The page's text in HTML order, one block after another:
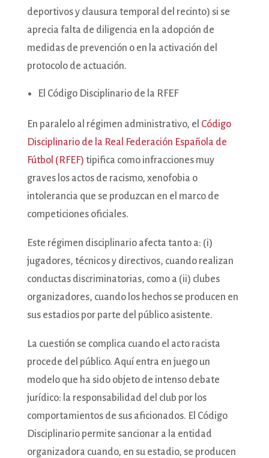
deportivos y clausura temporal del recinto) si se
aprecia falta de diligencia en la adopción de
medidas de prevención o en la activación del
protocolo de actuación.
El Código Disciplinario de la RFEF
En paralelo al régimen administrativo, el Código
Disciplinario de la Real Federación Española de
Fútbol (RFEF) tipifica como infracciones muy
graves los actos de racismo, xenofobia o
intolerancia que se produzcan en el marco de
competiciones oficiales.
Este régimen disciplinario afecta tanto a: (i)
jugadores, técnicos y directivos, cuando realizan
conductas discriminatorias, como a (ii) clubes
organizadores, cuando los hechos se producen en
sus estadios por parte del público asistente.
La cuestión se complica cuando el acto racista
procede del público. Aquí entra en juego un
modelo que ha sido objeto de intenso debate
jurídico: la responsabilidad del club por los
comportamientos de sus aficionados. El Código
Disciplinario permite sancionar a la entidad
organizadora cuando, en su estadio, se producen